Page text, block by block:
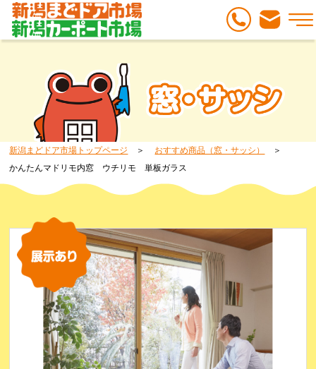
新潟まどドア市場トップページ
おすすめ商品（窓・サッシ）
かんたんマドリモ内窓 ウチリモ 単板ガラス